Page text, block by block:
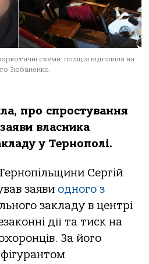
схеми: поліція відповіла на
Зюбаненко.
про спростування
власника
у Тернополі.
Сергій
заяви одного з
закладу в центрі
дії та тиск на
За його